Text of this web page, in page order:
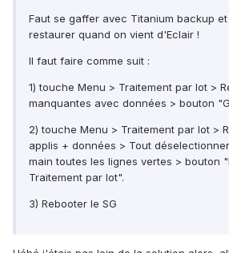
Faut se gaffer avec Titanium backup
restaurer quand on vient d'Eclair !
Il faut faire comme suit :
1) touche Menu > Traitement par lot >
manquantes avec données > bouton
2) touche Menu > Traitement par lot >
applis + données > Tout
main toutes les lignes vertes > bouton
Traitement par lot".
3) Rebooter le SG